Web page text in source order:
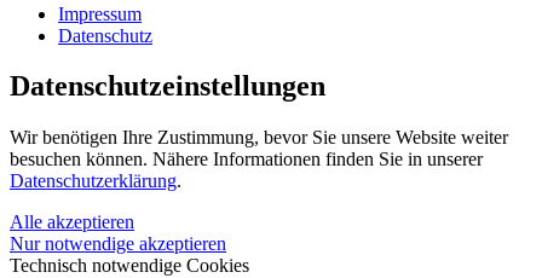
Impressum
Datenschutz
Datenschutz­einstellungen
Wir benötigen Ihre Zustimmung, bevor Sie unsere Website weiter
besuchen können. Nähere Informationen finden Sie in unserer
Datenschutzerklärung.
Alle akzeptieren
Nur notwendige akzeptieren
Technisch notwendige Cookies